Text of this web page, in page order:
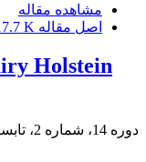
مشاهده مقاله
اصل مقاله K
Holstein
دوره 14، شماره 2، تابستان 2020، صفحه